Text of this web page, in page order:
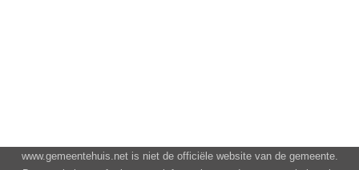
www.gemeentehuis.net is niet de officiële website van de gemeente.